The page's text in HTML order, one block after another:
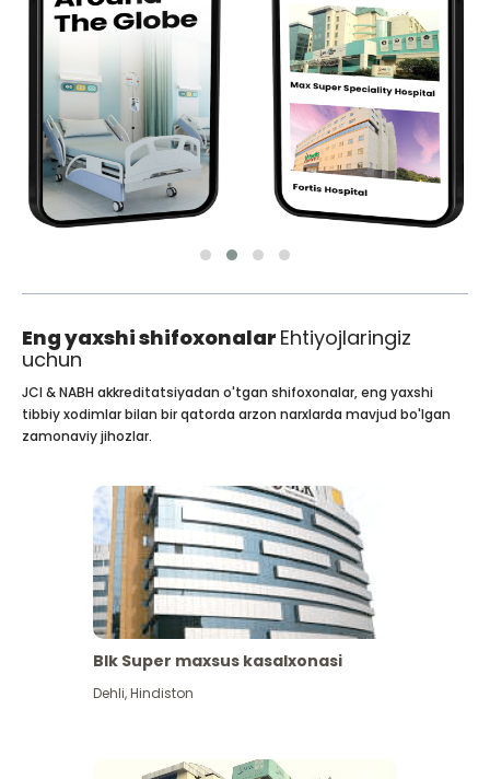
Eng yaxshi shifoxonalar Ehtiyojlaringiz
uchun
JCI & NABH akkreditatsiyadan o'tgan shifoxonalar, eng yaxshi
tibbiy xodimlar bilan bir qatorda arzon narxlarda mavjud bo'lgan
zamonaviy jihozlar.
Blk Super maxsus kasalxonasi
Dehli,Hindiston